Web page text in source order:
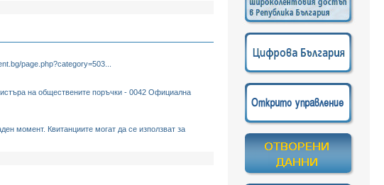
page.php?category=503...
на обществените поръчки - 0042 Официална
момент. Квитанциите могат да се използват за